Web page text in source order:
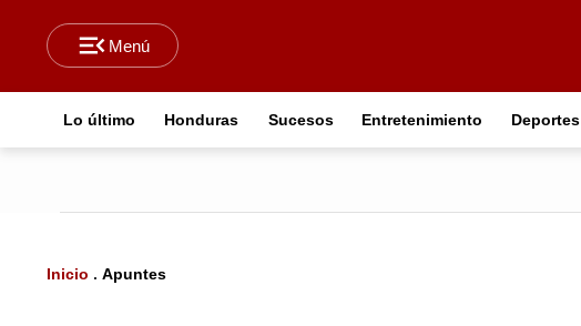
Lo último Honduras Sucesos Entretenimiento Deportes
Inicio . Apuntes